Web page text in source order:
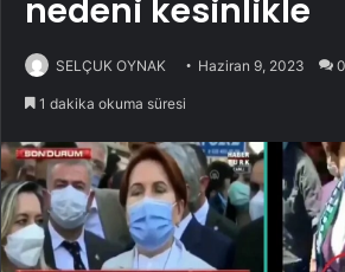
nedeni kesinlikle
SELÇUK OYNAK Haziran 9, 2023 0
1 dakika okuma süresi